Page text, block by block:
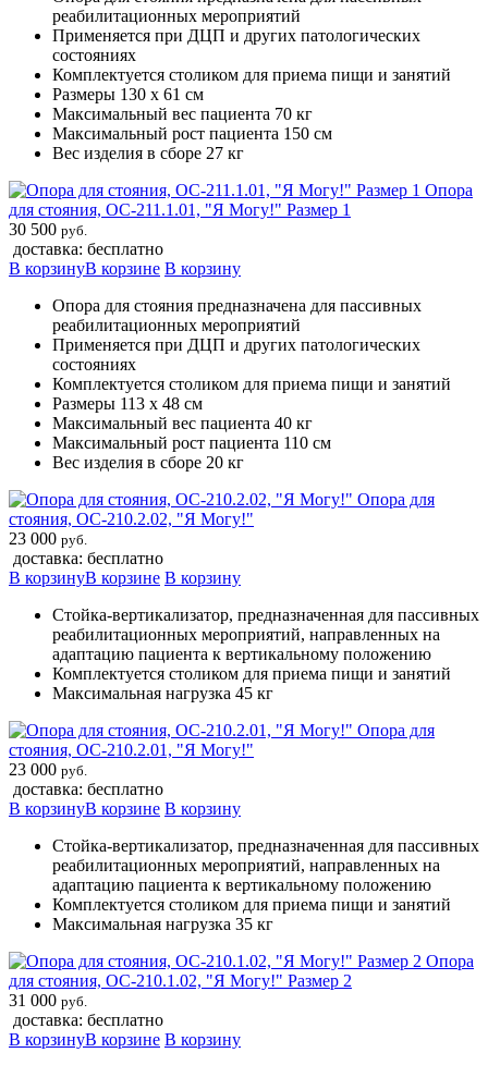
реабилитационных мероприятий
Применяется при ДЦП и других патологических
состояниях
Комплектуется столиком для приема пищи и занятий
Размеры 130 х 61 см
Максимальный вес пациента 70 кг
Максимальный рост пациента 150 см
Вес изделия в сборе 27 кг
Опора
для стояния, ОС-211.1.01, "Я Могу!" Размер 1
30 500 руб.
доставка: бесплатно
В корзинуВ корзине В корзину
Опора для стояния предназначена для пассивных
реабилитационных мероприятий
Применяется при ДЦП и других патологических
состояниях
Комплектуется столиком для приема пищи и занятий
Размеры 113 х 48 см
Максимальный вес пациента 40 кг
Максимальный рост пациента 110 см
Вес изделия в сборе 20 кг
Опора для
стояния, ОС-210.2.02, "Я Могу!"
23 000 руб.
доставка: бесплатно
В корзинуВ корзине В корзину
Стойка-вертикализатор, предназначенная для пассивных
реабилитационных мероприятий, направленных на
адаптацию пациента к вертикальному положению
Комплектуется столиком для приема пищи и занятий
Максимальная нагрузка 45 кг
Опора для
стояния, ОС-210.2.01, "Я Могу!"
23 000 руб.
доставка: бесплатно
В корзинуВ корзине В корзину
Стойка-вертикализатор, предназначенная для пассивных
реабилитационных мероприятий, направленных на
адаптацию пациента к вертикальному положению
Комплектуется столиком для приема пищи и занятий
Максимальная нагрузка 35 кг
Опора
для стояния, ОС-210.1.02, "Я Могу!" Размер 2
31 000 руб.
доставка: бесплатно
В корзинуВ корзине В корзину